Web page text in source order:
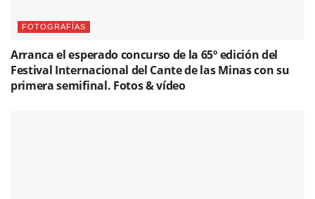
FOTOGRAFÍAS
Arranca el esperado concurso de la 65º edición del
Festival Internacional del Cante de las Minas con su
primera semifinal. Fotos & vídeo